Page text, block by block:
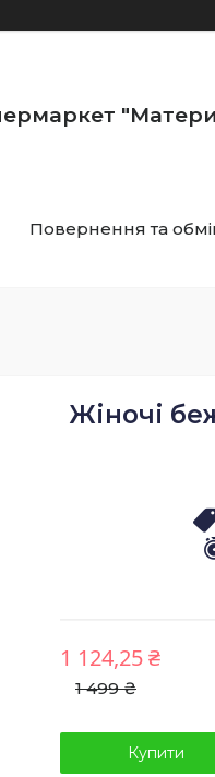
Повернення та
Жіночі
1 499 ₴
1 124,25 ₴
Купити